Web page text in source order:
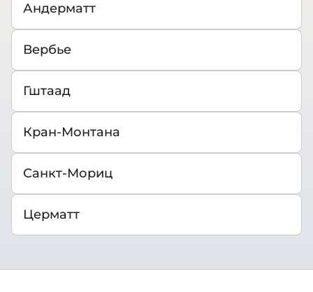
Андерматт
Вербье
Гштаад
Кран-Монтана
Санкт-Мориц
Церматт